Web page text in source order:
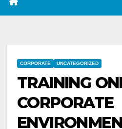
CORPORATE UNCATEGORIZED
TRAINING
CORPORATE